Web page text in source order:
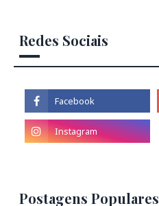
Redes Sociais
Postagens Populares